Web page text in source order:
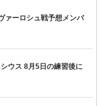
められたのは信
ァーロシュ戦予想メンバ
ウス 8月5日の練習後に